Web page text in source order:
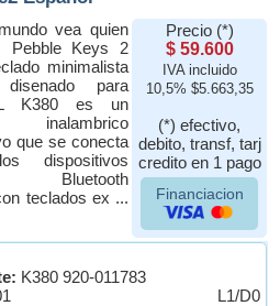
vea quien
Pebble Keys 2
minimalista
para
K380 es un
que se conecta
dispositivos
Bluetooth
teclados ex ...
Precio (*)
$ 59.600
IVA incluido
10,5% $5.663,35
(*) efectivo,
debito, transf, tarj
credito en 1 pago
Financiacion
K380 920-011783
L1/D0